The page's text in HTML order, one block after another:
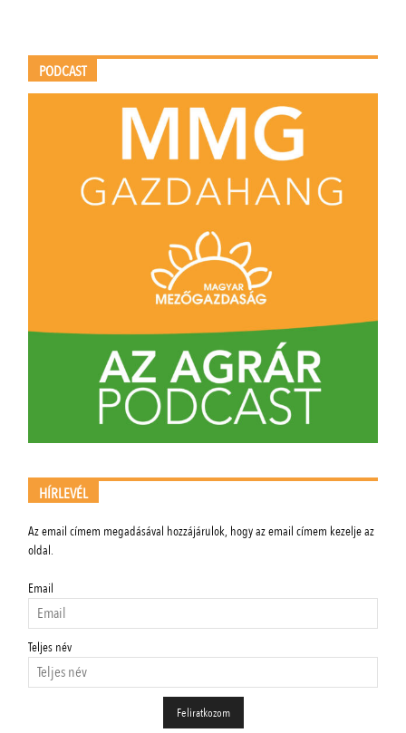
PODCAST
HÍRLEVÉL
Az email címem megadásával hozzájárulok, hogy az email címem kezelje az
oldal.
Email
Teljes név